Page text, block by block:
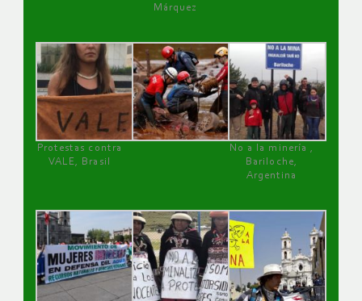
Márquez
Protestas contra
VALE, Brasil
No a la minería ,
Bariloche,
Argentina